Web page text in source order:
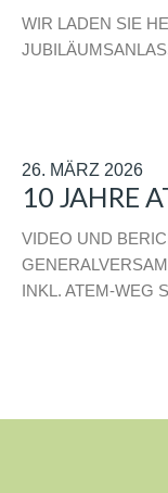
WIR LADEN SIE
26. MÄRZ 2026
10 JAHRE
VIDEO UND
INKL. ATEM-WEG